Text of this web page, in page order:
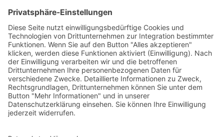
Mobil+39 340 374 3624
E-Mailinfo@wieserhof.it
MwSt.-Nr. 01420690214